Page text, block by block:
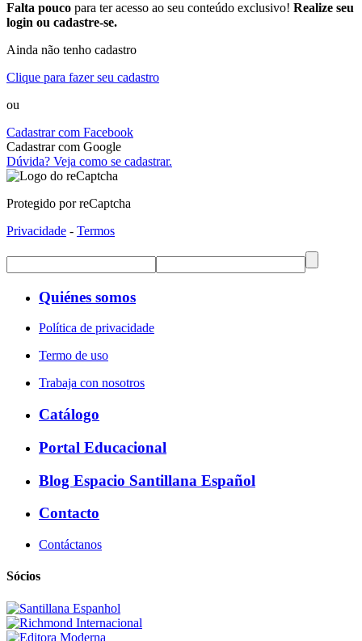
Falta pouco para ter acesso ao seu conteúdo exclusivo! Realize seu
login ou cadastre-se.
Ainda não tenho cadastro
Clique para fazer seu cadastro
ou
Cadastrar com Facebook
Cadastrar com Google
Dúvida? Veja como se cadastrar.
Protegido por reCaptcha
Privacidade - Termos
Quiénes somos
Política de privacidade
Termo de uso
Trabaja con nosotros
Catálogo
Portal Educacional
Blog Espacio Santillana Español
Contacto
Contáctanos
Sócios